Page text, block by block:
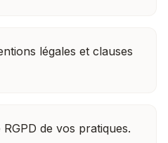
légales et clauses
de vos pratiques.